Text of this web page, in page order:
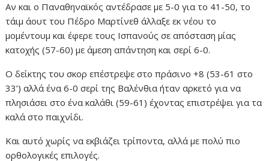
Αν και ο Παναθηναϊκός αντέδρασε με 5-0 για το 41-50, το
τάιμ άουτ του Πέδρο Μαρτίνεθ άλλαξε εκ νέου το
μομέντουμ και έφερε τους Ισπανούς σε απόσταση μίας
κατοχής (57-60) με άμεση απάντηση και σερί 6-0.
Ο δείκτης του σκορ επέστρεψε στο πράσινο +8 (53-61 στο
33’) αλλά ένα 6-0 σερί της Βαλένθια ήταν αρκετό για να
πλησιάσει στο ένα καλάθι (59-61) έχοντας επιστρέψει για τα
καλά στο παιχνίδι.
Και αυτό χωρίς να εκβιάζει τρίποντα, αλλά με πολύ πιο
ορθολογικές επιλογές.